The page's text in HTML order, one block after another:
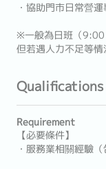
・協助門市日常營
※一般為日班（
但若遇人力不足等
Qualifications
Requirement
【必要條件】
・服務業相關經驗（